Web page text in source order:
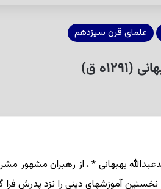
علمای قرن سیزدهم
ق)
دوره پهلوی . در ۱۲۹۱ در تهران متولد شد. پدرش سیدعبدالله
شهرت و نفوذ خود را مدیون او بود (عاقلی ، ۱۳۶۹ـ۱۳۷۰ ش ، ج ۲، ص ۱۶۵؛ بامداد، ج ۲، ص